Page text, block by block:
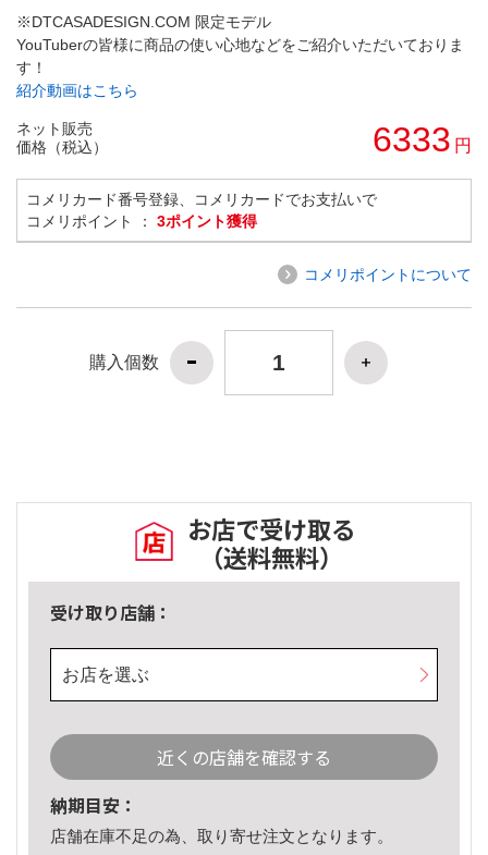
※DTCASADESIGN.COM 限定モデル
YouTuberの皆様に商品の使い心地などをご紹介いただいておりま
す！
紹介動画はこちら
ネット販売
価格（税込）
6333 円
コメリカード番号登録、コメリカードでお支払いで
コメリポイント ： 3ポイント獲得
コメリポイントについて
購入個数
お店で受け取る
（送料無料）
受け取り店舗：
お店を選ぶ
近くの店舗を確認する
納期目安：
店舗在庫不足の為、取り寄せ注文となります。